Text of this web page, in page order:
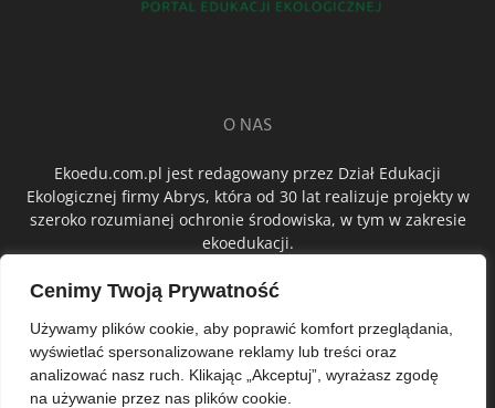
Cenimy Twoją Prywatność
Używamy plików cookie, aby poprawić komfort przeglądania,
wyświetlać spersonalizowane reklamy lub treści oraz
analizować nasz ruch. Klikając „Akceptuj”, wyrażasz zgodę
na używanie przez nas plików cookie.
O NAS
Ekoedu.com.pl jest redagowany przez Dział Edukacji
Ekologicznej firmy Abrys, która od 30 lat realizuje projekty w
szeroko rozumianej ochronie środowiska, w tym w zakresie
ekoedukacji.
ŚLEDŹ NAS